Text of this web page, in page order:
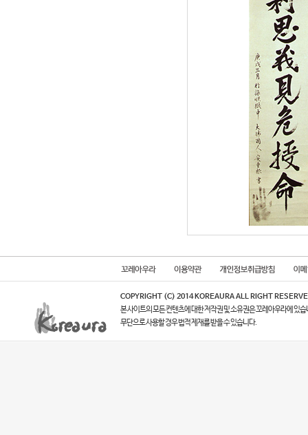
COPYRIGHT (C) 2014 KOREAURA ALL RIGHT
본 사이트의 모든 컨텐츠에 대한 저작권 및 소유권은 꼬레아우라에 있습
무단으로 사용할 경우 법적 제재를 받을 수 있습니다.